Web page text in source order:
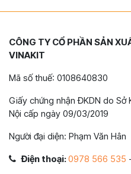
CÔNG TY CỔ PHẦN SẢN
VINAKIT
Mã số thuế: 0108640830
Giấy chứng nhận ĐKDN do Sở
Nội cấp ngày 09/03/2019
Người đại diện: Phạm Văn Hân
Điện thoại:0978 566 535